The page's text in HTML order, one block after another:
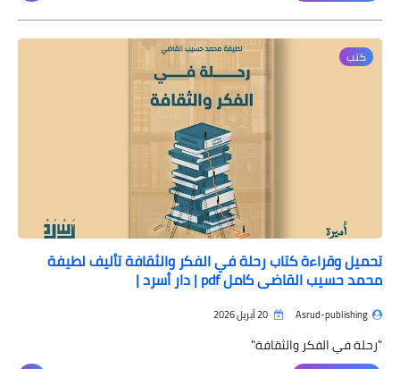
كتب
تحميل وقراءة كتاب رحلة في الفكر والثقافة تأليف لطيفة
محمد حسيب القاضي كامل pdf | دار أسرد |
Asrud-publishing
"رحلة في الفكر والثقافة"